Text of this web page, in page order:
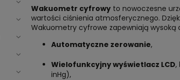
Wakuometr cyfrowy to nowoczesne
wartości ciśnienia atmosferycznego.
Wakuometry cyfrowe zapewniają wysoką
Automatyczne zerowanie,
Wielofunkcyjny wyświetlacz LCD,
inHg),